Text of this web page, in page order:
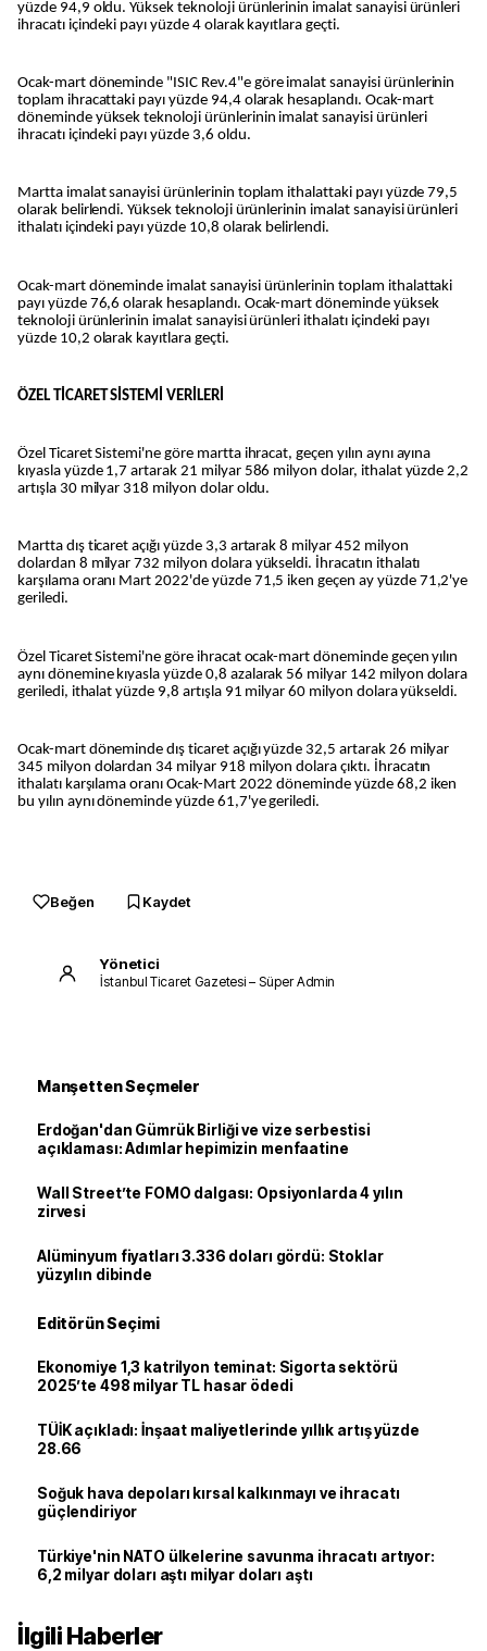
yüzde 94,9 oldu. Yüksek teknoloji ürünlerinin imalat sanayisi ürünleri
ihracatı içindeki payı yüzde 4 olarak kayıtlara geçti.
Ocak-mart döneminde "ISIC Rev.4"e göre imalat sanayisi ürünlerinin
toplam ihracattaki payı yüzde 94,4 olarak hesaplandı. Ocak-mart
döneminde yüksek teknoloji ürünlerinin imalat sanayisi ürünleri
ihracatı içindeki payı yüzde 3,6 oldu.
Martta imalat sanayisi ürünlerinin toplam ithalattaki payı yüzde 79,5
olarak belirlendi. Yüksek teknoloji ürünlerinin imalat sanayisi ürünleri
ithalatı içindeki payı yüzde 10,8 olarak belirlendi.
Ocak-mart döneminde imalat sanayisi ürünlerinin toplam ithalattaki
payı yüzde 76,6 olarak hesaplandı. Ocak-mart döneminde yüksek
teknoloji ürünlerinin imalat sanayisi ürünleri ithalatı içindeki payı
yüzde 10,2 olarak kayıtlara geçti.
ÖZEL TİCARET SİSTEMİ VERİLERİ
Özel Ticaret Sistemi'ne göre martta ihracat, geçen yılın aynı ayına
kıyasla yüzde 1,7 artarak 21 milyar 586 milyon dolar, ithalat yüzde 2,2
artışla 30 milyar 318 milyon dolar oldu.
Martta dış ticaret açığı yüzde 3,3 artarak 8 milyar 452 milyon
dolardan 8 milyar 732 milyon dolara yükseldi. İhracatın ithalatı
karşılama oranı Mart 2022'de yüzde 71,5 iken geçen ay yüzde 71,2'ye
geriledi.
Özel Ticaret Sistemi'ne göre ihracat ocak-mart döneminde geçen yılın
aynı dönemine kıyasla yüzde 0,8 azalarak 56 milyar 142 milyon dolara
geriledi, ithalat yüzde 9,8 artışla 91 milyar 60 milyon dolara yükseldi.
Ocak-mart döneminde dış ticaret açığı yüzde 32,5 artarak 26 milyar
345 milyon dolardan 34 milyar 918 milyon dolara çıktı. İhracatın
ithalatı karşılama oranı Ocak-Mart 2022 döneminde yüzde 68,2 iken
bu yılın aynı döneminde yüzde 61,7'ye geriledi.
Beğen Kaydet
Yönetici
İstanbul Ticaret Gazetesi – Süper Admin
Manşetten Seçmeler
Erdoğan'dan Gümrük Birliği ve vize serbestisi
açıklaması: Adımlar hepimizin menfaatine
Wall Street’te FOMO dalgası: Opsiyonlarda 4 yılın
zirvesi
Alüminyum fiyatları 3.336 doları gördü: Stoklar
yüzyılın dibinde
Editörün Seçimi
Ekonomiye 1,3 katrilyon teminat: Sigorta sektörü
2025’te 498 milyar TL hasar ödedi
TÜİK açıkladı: İnşaat maliyetlerinde yıllık artış yüzde
28.66
Soğuk hava depoları kırsal kalkınmayı ve ihracatı
güçlendiriyor
Türkiye'nin NATO ülkelerine savunma ihracatı artıyor:
6,2 milyar doları aştı milyar doları aştı
İlgili Haberler